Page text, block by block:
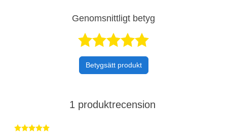
Genomsnittligt betyg
Betygsatt 4,9
Betygsätt produkt
1 produktrecension
Betygsatt 5 av 5 stjärnor